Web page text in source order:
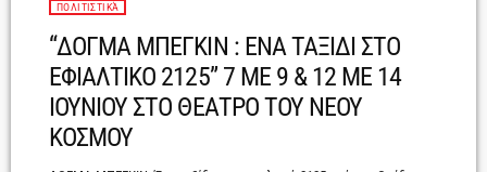
ΠΟΛΙΤΙΣΤΙΚΆ
“ΔΟΓΜΑ ΜΠΕΓΚΙΝ : ΕΝΑ ΤΑΞΙΔΙ ΣΤΟ
ΕΦΙΑΛΤΙΚΟ 2125” 7 ΜΕ 9 & 12 ΜΕ 14
ΙΟΥΝΙΟΥ ΣΤΟ ΘΕΑΤΡΟ ΤΟΥ ΝΕΟΥ
ΚΟΣΜΟΥ